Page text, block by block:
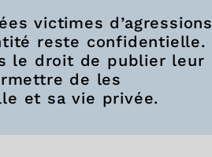
victimes d’agressions
reste confidentielle.
le droit de publier leur
de les
et sa vie privée.